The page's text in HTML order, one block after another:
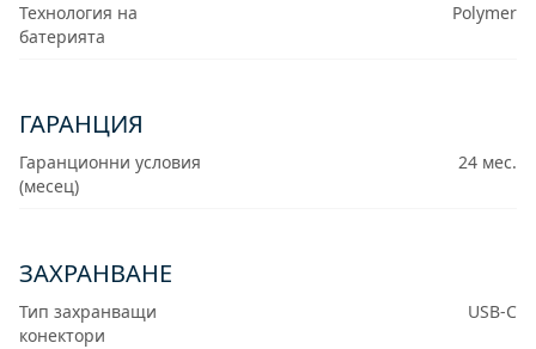
Технология на
батерията
Polymer
ГАРАНЦИЯ
Гаранционни условия
(месец)
24 мес.
ЗАХРАНВАНЕ
Тип захранващи
конектори
USB-C